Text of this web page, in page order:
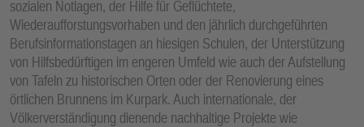
sozialen Notlagen, der Hilfe für Geflüchtete,
Wiederaufforstungsvorhaben und den jährlich durchgeführten
Berufsinformationstagen an hiesigen Schulen, der Unterstützung
von Hilfsbedürftigen im engeren Umfeld wie auch der Aufstellung
von Tafeln zu historischen Orten oder der Renovierung eines
örtlichen Brunnens im Kurpark. Auch internationale, der
Völkerverständigung dienende nachhaltige Projekte wie